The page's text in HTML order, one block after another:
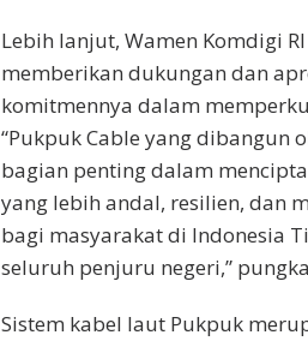
Lebih lanjut, Wamen Komdigi
memberikan dukungan dan
komitmennya dalam
“Pukpuk Cable yang dibangun
bagian penting dalam
yang lebih andal, resilien, dan
bagi masyarakat di Indonesia
seluruh penjuru negeri,”
Sistem kabel laut Pukpuk